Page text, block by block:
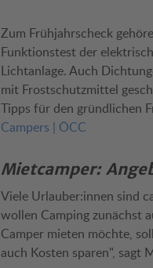
Zum Frühjahrscheck
Funktionstest der
Lichtanlage. Auch
mit Frostschutzmittel
Tipps für den gründlichen
Campers | ÖCC
Mietcamper:
Viele Urlauber:innen sind
wollen Camping zunächst
Camper mieten möchte,
auch Kosten sparen", sagt